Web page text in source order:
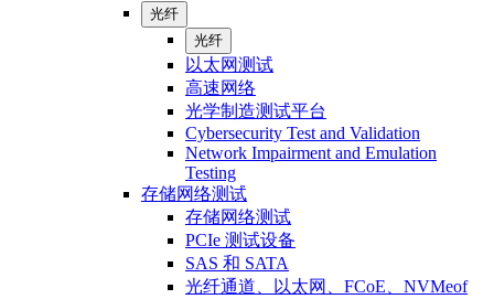
光纤
光纤
以太网测试
高速网络
光学制造测试平台
Cybersecurity Test and Validation
Network Impairment and Emulation
Testing
存储网络测试
存储网络测试
PCIe 测试设备
SAS 和 SATA
光纤通道、以太网、FCoE、NVMeof